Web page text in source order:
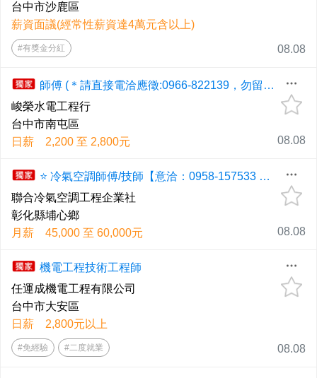
台中市沙鹿區
薪資面議(經常性薪資達4萬元含以上)
#有獎金分紅 08.08
師傅 (＊請直接電洽應徵:0966-822139，勿留言＊)
峻榮水電工程行
台中市南屯區
日薪 2,200 至 2,800元
08.08
⭐ 冷氣空調師傅/技師【意洽：0958-157533 張先生】
聯合冷氣空調工程企業社
彰化縣埔心鄉
月薪 45,000 至 60,000元
08.08
機電工程技術工程師
任運成機電工程有限公司
台中市大安區
日薪 2,800元以上
#免經驗 #二度就業 08.08